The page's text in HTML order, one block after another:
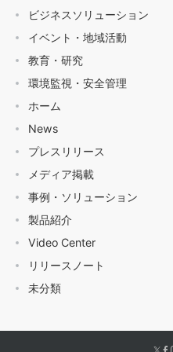
ビジネスソリューション
イベント・地域活動
教育・研究
環境監視・安全管理
ホーム
News
プレスリリース
メディア掲載
事例・ソリューション
製品紹介
Video Center
リリースノート
未分類